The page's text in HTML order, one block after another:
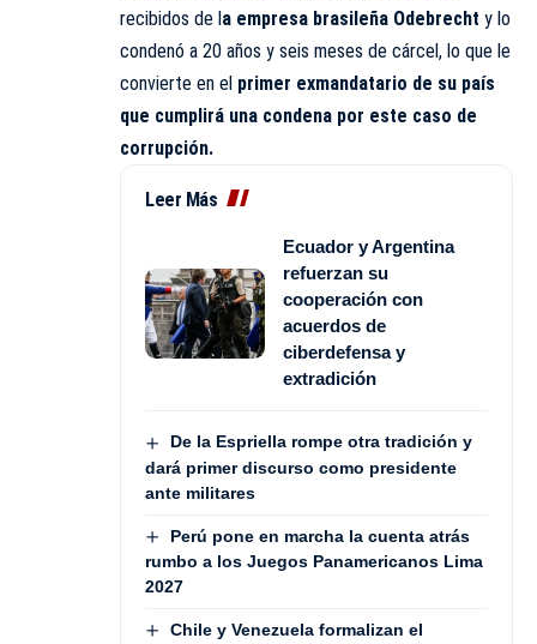
recibidos de l a empresa brasileña Odebrecht y lo
condenó a 20 años y seis meses de cárcel, lo que le
convierte en el primer exmandatario de su país
que cumplirá una condena por este caso de
corrupción.
Leer Más
Ecuador y Argentina
refuerzan su
cooperación con
acuerdos de
ciberdefensa y
extradición
De la Espriella rompe otra tradición y
dará primer discurso como presidente
ante militares
Perú pone en marcha la cuenta atrás
rumbo a los Juegos Panamericanos Lima
2027
Chile y Venezuela formalizan el